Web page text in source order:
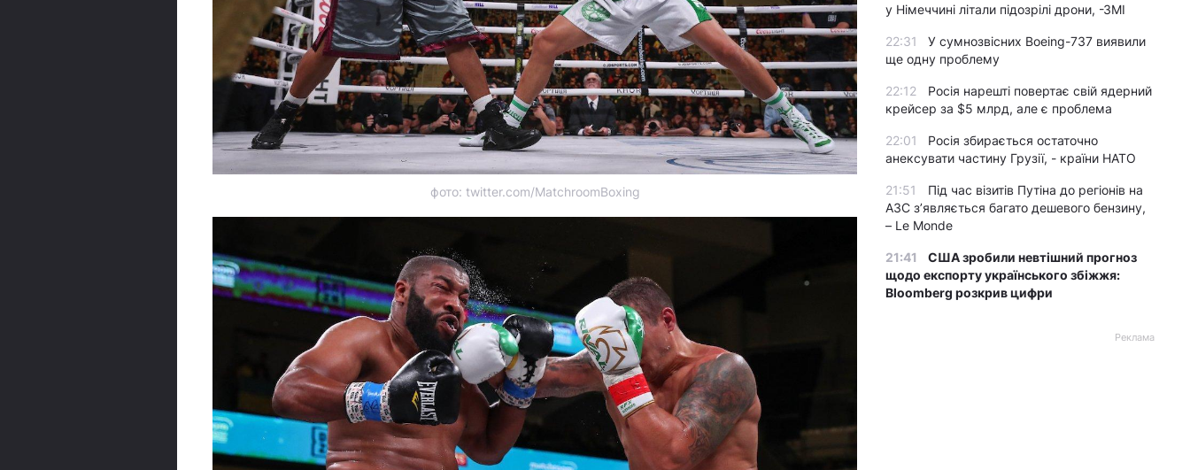
фото: twitter.com/MatchroomBoxing
у Німеччині літали підозрілі дрони, -ЗМІ
22:31
У сумнозвісних Boeing-737 виявили
ще одну проблему
22:12
Росія нарешті повертає свій ядерний
крейсер за $5 млрд, але є проблема
22:01
Росія збирається остаточно
анексувати частину Грузії, - країни НАТО
21:51
Під час візитів Путіна до регіонів на
АЗС з’являється багато дешевого бензину,
– Le Monde
21:41
США зробили невтішний прогноз
щодо експорту українського збіжжя:
Bloomberg розкрив цифри
Реклама